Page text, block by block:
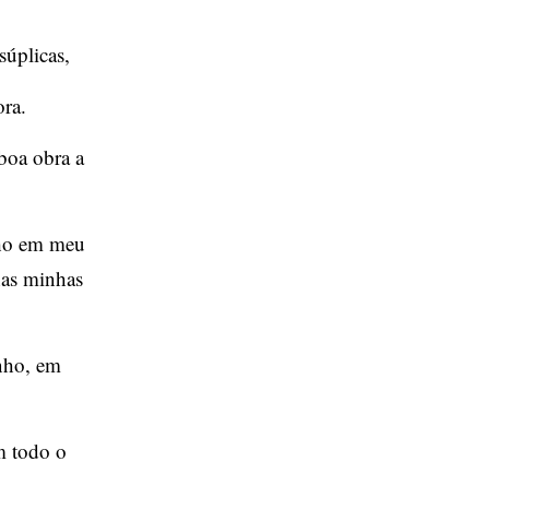
obra a
em meu
minhas
em
todo o